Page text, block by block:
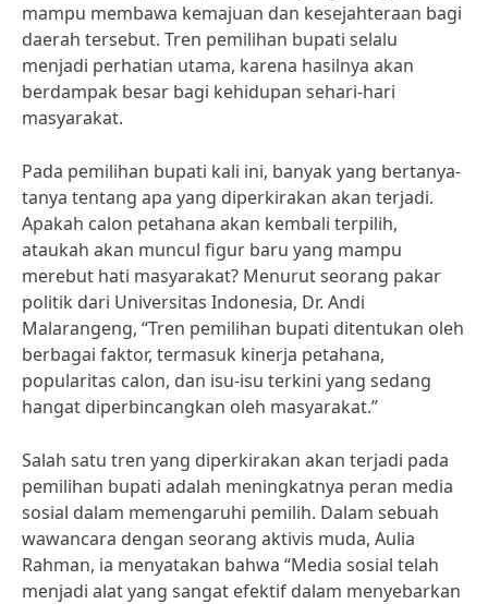
mampu membawa kemajuan dan kesejahteraan bagi
daerah tersebut. Tren pemilihan bupati selalu
menjadi perhatian utama, karena hasilnya akan
berdampak besar bagi kehidupan sehari-hari
masyarakat.
Pada pemilihan bupati kali ini, banyak yang bertanya-
tanya tentang apa yang diperkirakan akan terjadi.
Apakah calon petahana akan kembali terpilih,
ataukah akan muncul figur baru yang mampu
merebut hati masyarakat? Menurut seorang pakar
politik dari Universitas Indonesia, Dr. Andi
Malarangeng, “Tren pemilihan bupati ditentukan oleh
berbagai faktor, termasuk kinerja petahana,
popularitas calon, dan isu-isu terkini yang sedang
hangat diperbincangkan oleh masyarakat.”
Salah satu tren yang diperkirakan akan terjadi pada
pemilihan bupati adalah meningkatnya peran media
sosial dalam memengaruhi pemilih. Dalam sebuah
wawancara dengan seorang aktivis muda, Aulia
Rahman, ia menyatakan bahwa “Media sosial telah
menjadi alat yang sangat efektif dalam menyebarkan